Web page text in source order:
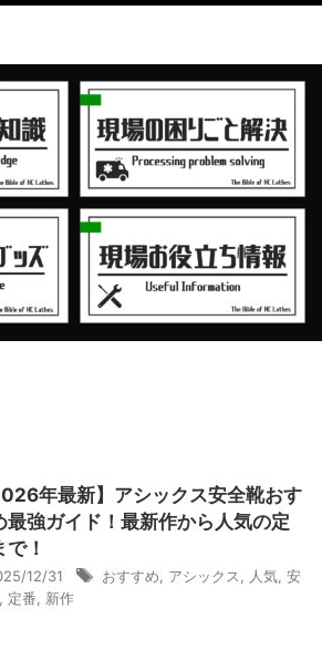
年最新】アシックス安全靴おす
最強ガイド！最新作から人気の定
！
12/31 おすすめ, アシックス, 人気, 安
, 定番, 新作